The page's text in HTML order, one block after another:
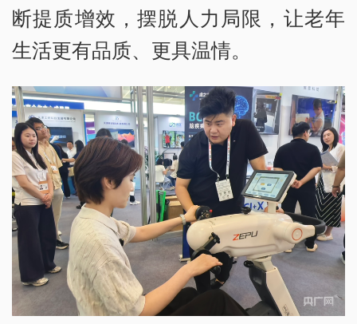
断提质增效，摆脱人力局限，让老年
生活更有品质、更具温情。